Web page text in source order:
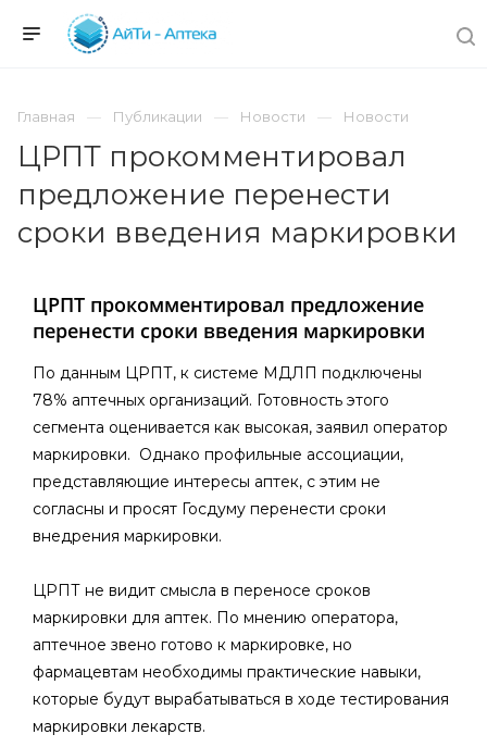
Главная Публикации Новости Новости
ЦРПТ прокомментировал
предложение перенести
сроки введения маркировки
ЦРПТ прокомментировал предложение
перенести сроки введения маркировки
По данным ЦРПТ, к системе МДЛП подключены
78% аптечных организаций. Готовность этого
сегмента оценивается как высокая, заявил оператор
маркировки. Однако профильные ассоциации,
представляющие интересы аптек, с этим не
согласны и просят Госдуму перенести сроки
внедрения маркировки.
ЦРПТ не видит смысла в переносе сроков
маркировки для аптек. По мнению оператора,
аптечное звено готово к маркировке, но
фармацевтам необходимы практические навыки,
которые будут вырабатываться в ходе тестирования
маркировки лекарств.